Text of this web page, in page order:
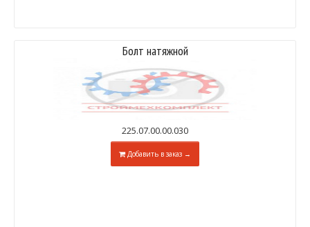
Болт натяжной
225.07.00.00.030
Добавить в заказ →